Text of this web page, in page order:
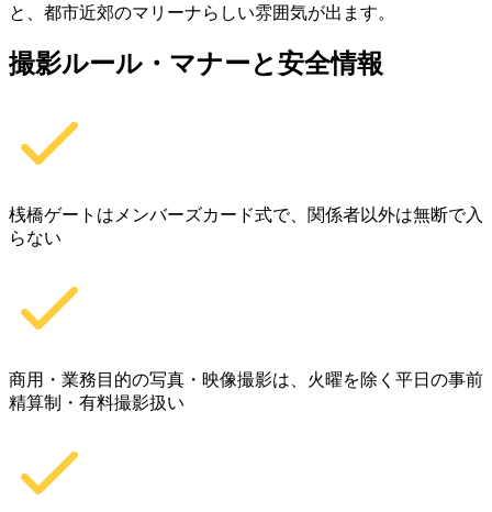
と、都市近郊のマリーナらしい雰囲気が出ます。
撮影ルール・マナーと安全情報
桟橋ゲートはメンバーズカード式で、関係者以外は無断で入
らない
商用・業務目的の写真・映像撮影は、火曜を除く平日の事前
精算制・有料撮影扱い